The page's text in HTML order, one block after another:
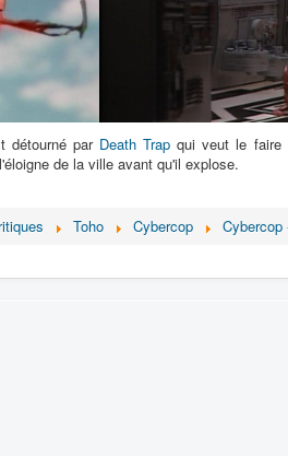
détourné par Death Trap qui veut le faire
de la ville avant qu'il explose.
Toho Cybercop Cybercop